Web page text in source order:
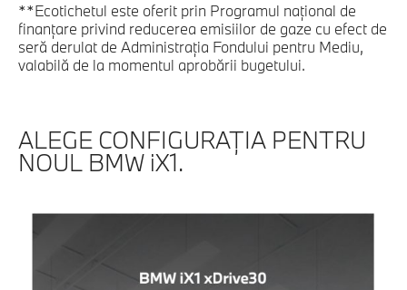
**Ecotichetul este oferit prin Programul național de
finanțare privind reducerea emisiilor de gaze cu efect de
seră derulat de Administrația Fondului pentru Mediu,
valabilă de la momentul aprobării bugetului.
ALEGE CONFIGURAŢIA PENTRU
NOUL BMW iX1.